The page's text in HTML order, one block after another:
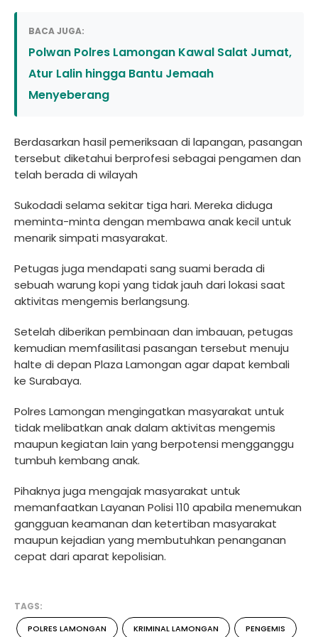
BACA JUGA:
Polwan Polres Lamongan Kawal Salat Jumat,
Atur Lalin hingga Bantu Jemaah
Menyeberang
Berdasarkan hasil pemeriksaan di lapangan, pasangan
tersebut diketahui berprofesi sebagai pengamen dan
telah berada di wilayah
Sukodadi selama sekitar tiga hari. Mereka diduga
meminta-minta dengan membawa anak kecil untuk
menarik simpati masyarakat.
Petugas juga mendapati sang suami berada di
sebuah warung kopi yang tidak jauh dari lokasi saat
aktivitas mengemis berlangsung.
Setelah diberikan pembinaan dan imbauan, petugas
kemudian memfasilitasi pasangan tersebut menuju
halte di depan Plaza Lamongan agar dapat kembali
ke Surabaya.
Polres Lamongan mengingatkan masyarakat untuk
tidak melibatkan anak dalam aktivitas mengemis
maupun kegiatan lain yang berpotensi mengganggu
tumbuh kembang anak.
Pihaknya juga mengajak masyarakat untuk
memanfaatkan Layanan Polisi 110 apabila menemukan
gangguan keamanan dan ketertiban masyarakat
maupun kejadian yang membutuhkan penanganan
cepat dari aparat kepolisian.
TAGS:
POLRES LAMONGAN KRIMINAL LAMONGAN PENGEMIS